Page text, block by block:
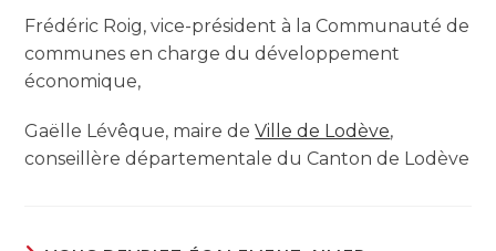
Frédéric Roig, vice-président à la Communauté de
communes en charge du développement
économique,
Gaëlle Lévêque, maire deVille de Lodève,
conseillère départementale du Canton de Lodève